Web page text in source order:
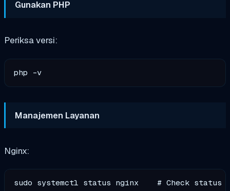
Gunakan PHP
Periksa versi:
Manajemen Layanan
Nginx:
sudo systemctl status nginx    # Check status